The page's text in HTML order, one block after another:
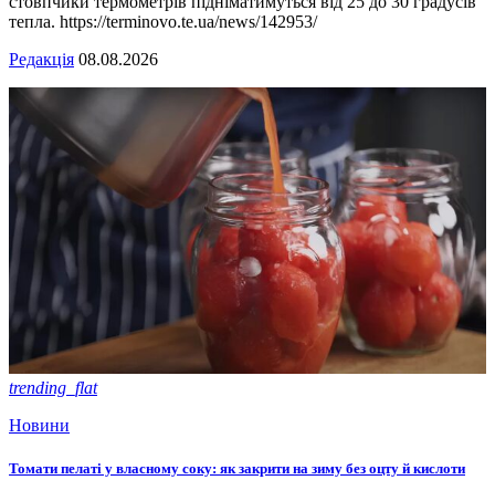
тепла. https://terminovo.te.ua/news/142953/
Редакція 08.08.2026
trending_flat
Новини
Томати пелаті у власному соку: як закрити на зиму без оцту й кислоти